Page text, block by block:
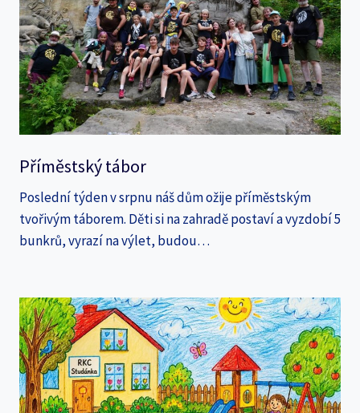
Příměstský tábor
Poslední týden v srpnu náš dům ožije příměstským
tvořivým táborem. Děti si na zahradě postaví a vyzdobí 5
bunkrů, vyrazí na výlet, budou…